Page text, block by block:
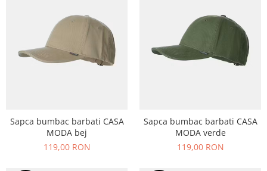
camasi dupa lungimea manecii
camasi maneca lunga
camasi maneca scurta
accesorii outdoor
LEVI'S
MAMMUT
BURLINGTON
Sapca bumbac barbati CASA
MODA bej
119,00 RON
Sapca bumbac barbati CASA
MODA verde
119,00 RON